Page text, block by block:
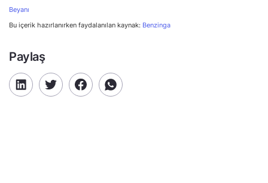
Beyanı
Bu içerik hazırlanırken faydalanılan kaynak: Benzinga
Paylaş